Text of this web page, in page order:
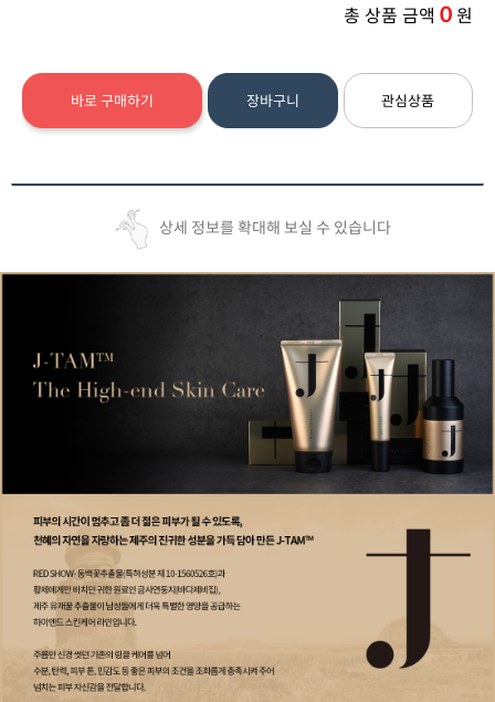
총 상품 금액 0원
바로 구매하기 장바구니 관심상품
상세 정보를 확대해 보실 수 있습니다